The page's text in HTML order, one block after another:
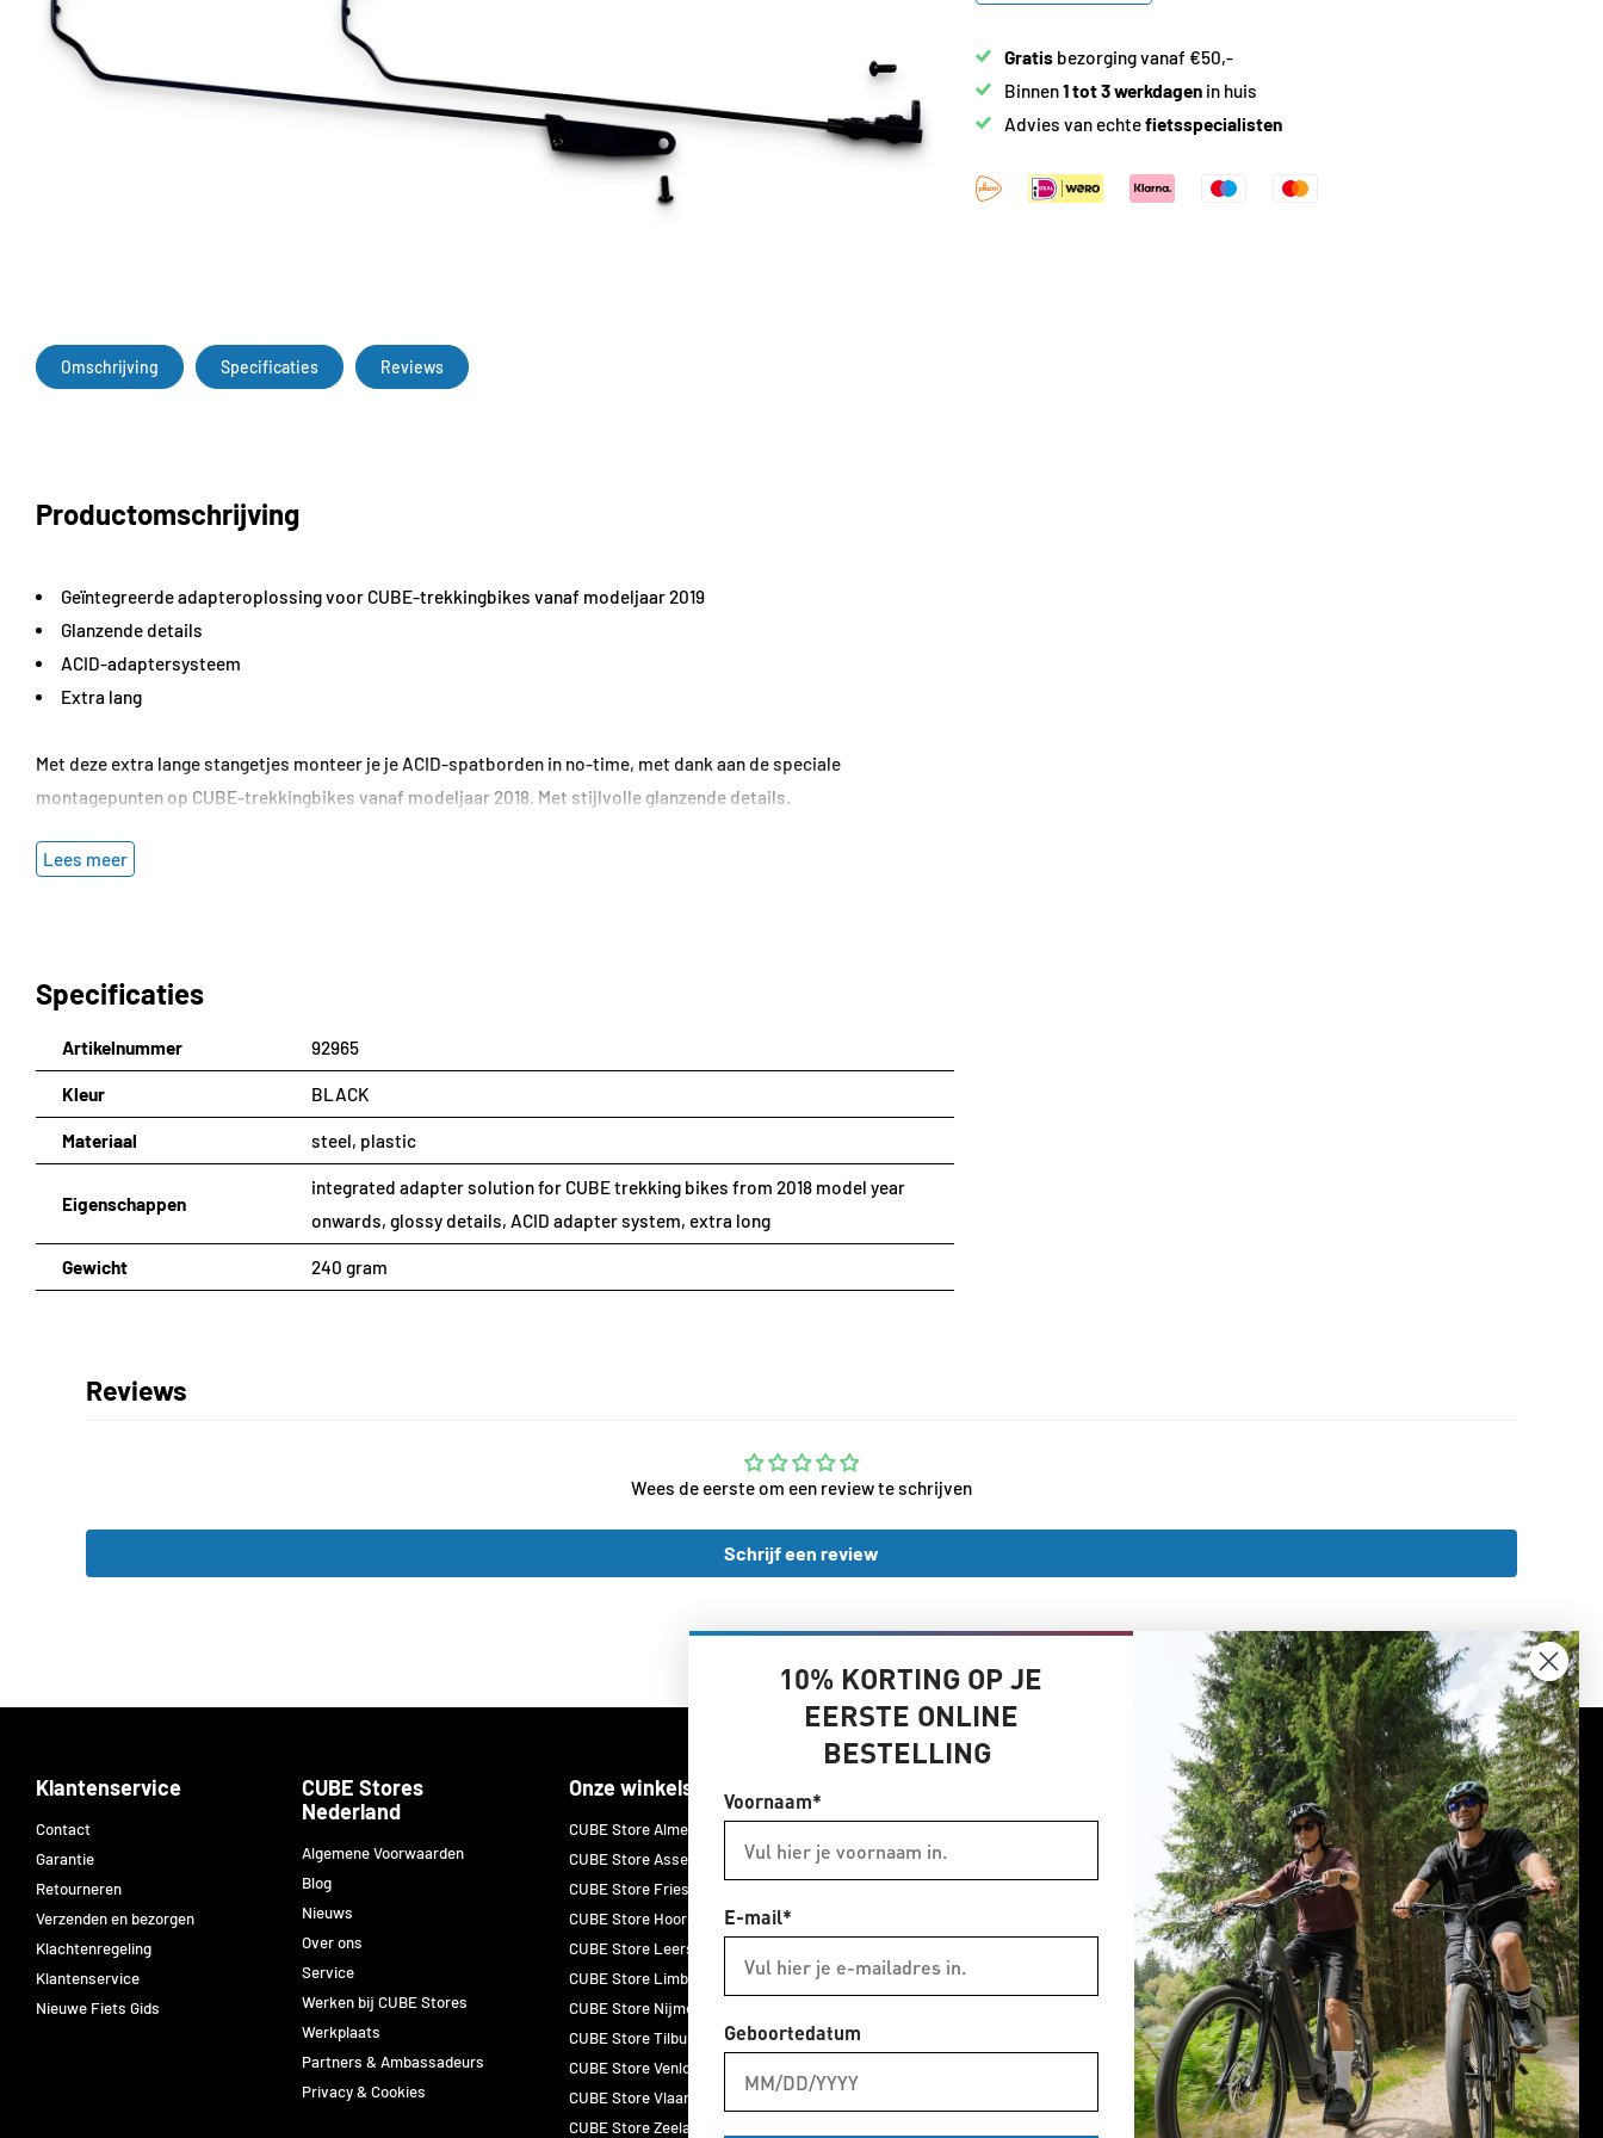
Gratisbezorging vanaf €50,-
Binnen1 tot 3 werkdagenin huis
Advies van echtefietsspecialisten
Omschrijving Specificaties Reviews
Productomschrijving
Geïntegreerde adapteroplossing voor CUBE-trekkingbikes vanaf modeljaar 2019
Glanzende details
ACID-adaptersysteem
Extra lang
Met deze extra lange stangetjes monteer je je ACID-spatborden in no-time, met dank aan de speciale
montagepunten op CUBE-trekkingbikes vanaf modeljaar 2018. Met stijlvolle glanzende details.
Specificaties
Lees meer
Specificaties
Artikelnummer 92965
Kleur BLACK
Materiaal steel, plastic
Eigenschappen
integrated adapter solution for CUBE trekking bikes from 2018 model year
onwards, glossy details, ACID adapter system, extra long
Gewicht 240 gram
Reviews
Wees de eerste om een review te schrijven
Schrijf een review
Klantenservice
Contact
Garantie
Retourneren
Verzenden en bezorgen
Klachtenregeling
Klantenservice
Nieuwe Fiets Gids
CUBE Stores
Nederland
Algemene Voorwaarden
Blog
Nieuws
Over ons
Service
Werken bij CUBE Stores
Werkplaats
Partners & Ambassadeurs
Privacy & Cookies
Onze winkels
CUBE Store Almelo
CUBE Store Assen
CUBE Store Friesland
CUBE Store Hoorn
CUBE Store Leersum
CUBE Store Limburg
CUBE Store Nijmegen
CUBE Store Tilburg
CUBE Store Venlo
CUBE Store Vlaardingen
CUBE Store Zeeland
CUBE fietsen
ACID
Newmen
Volg ons op social media
Instagram Pinterest YouTube facebook TikTok
10% KORTING OP JE
EERSTE ONLINE
BESTELLING
Voornaam*
E-mail*
Geboortedatum